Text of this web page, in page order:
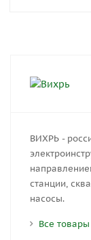
ВИХРЬ -
станции,
насосы.
Все